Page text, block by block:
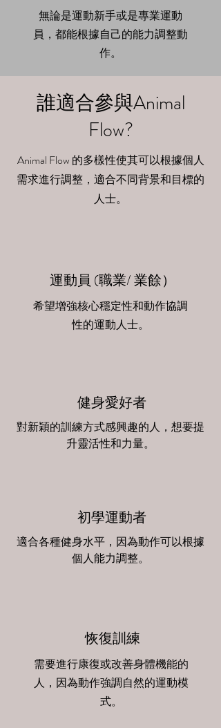
無論是運動新手或是專業運動
員，都能根據自己的能力調整動
作。
誰適合參與Animal
Flow?
Animal Flow 的多樣性使其可以根據個人
需求進行調整，適合不同背景和目標的
人士。
運動員 (職業/ 業餘）
希望增強核心穩定性和動作協調
性的運動人士。
健身愛好者
對新穎的訓練方式感興趣的人，想要提
升靈活性和力量。
初學運動者
適合各種健身水平，因為動作可以根據
個人能力調整。
恢復訓練
需要進行康復或改善身體機能的
人，因為動作強調自然的運動模
式。